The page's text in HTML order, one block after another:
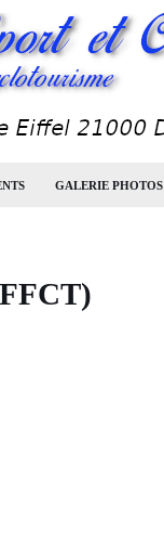
GALERIE PHOTOS